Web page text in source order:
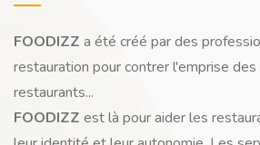
FOODIZZ a été créé par des
restauration pour contrer l'emprise
restaurants...
FOODIZZ est là pour aider les